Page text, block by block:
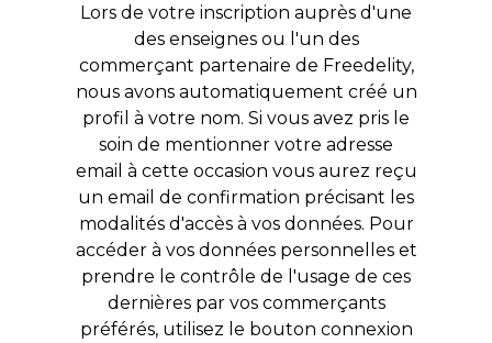
Lors de votre inscription auprès d'une
des enseignes ou l'un des
commerçant partenaire de Freedelity,
nous avons automatiquement créé un
profil à votre nom. Si vous avez pris le
soin de mentionner votre adresse
email à cette occasion vous aurez reçu
un email de confirmation précisant les
modalités d'accès à vos données. Pour
accéder à vos données personnelles et
prendre le contrôle de l'usage de ces
dernières par vos commerçants
préférés, utilisez le bouton connexion